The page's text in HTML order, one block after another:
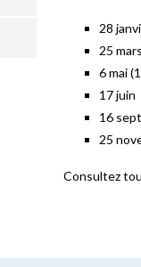
28
25
6 mai
17 juin
16
25
Consultez